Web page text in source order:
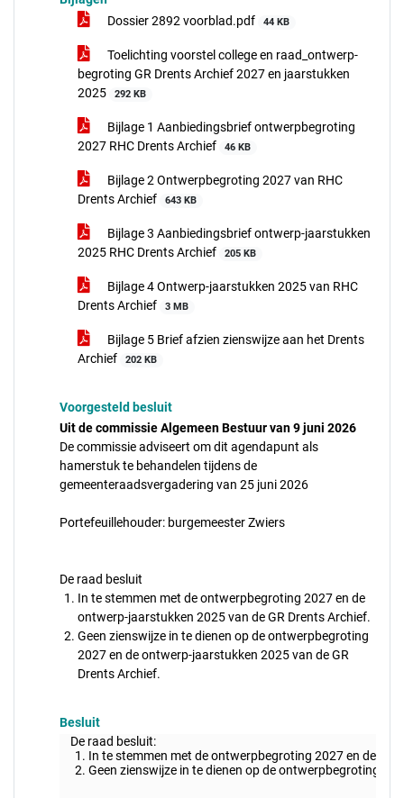
Dossier 2892 voorblad.pdf
44 KB
Toelichting voorstel college en raad_ontwerp-
begroting GR Drents Archief 2027 en jaarstukken
2025
292 KB
Bijlage 1 Aanbiedingsbrief ontwerpbegroting
2027 RHC Drents Archief
46 KB
Bijlage 2 Ontwerpbegroting 2027 van RHC
Drents Archief
643 KB
Bijlage 3 Aanbiedingsbrief ontwerp-jaarstukken
2025 RHC Drents Archief
205 KB
Bijlage 4 Ontwerp-jaarstukken 2025 van RHC
Drents Archief
3 MB
Bijlage 5 Brief afzien zienswijze aan het Drents
Archief
202 KB
Voorgesteld besluit
Uit de commissie Algemeen Bestuur van 9 juni 2026
De commissie adviseert om dit agendapunt als
hamerstuk te behandelen tijdens de
gemeenteraadsvergadering van 25 juni 2026
Portefeuillehouder: burgemeester Zwiers
De raad besluit
In te stemmen met de ontwerpbegroting 2027 en de
ontwerp-jaarstukken 2025 van de GR Drents Archief.
Geen zienswijze in te dienen op de ontwerpbegroting
2027 en de ontwerp-jaarstukken 2025 van de GR
Drents Archief.
Besluit
De raad besluit:
In te stemmen met de ontwerpbegroting 2027 en de
Geen zienswijze in te dienen op de ontwerpbegroting